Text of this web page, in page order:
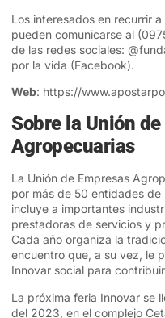
Los interesados en recurrir
pueden comunicarse al
de las redes sociales:
por la vida (Facebook).
Web: https://
Sobre la Unión
Agropecuarias
La Unión de Empresas
por más de 50 entidades
incluye a importantes
prestadoras de servicios y
Cada año organiza la
encuentro que, a su vez, le
Innovar social para
La próxima feria Innovar se
del 2023, en el complejo